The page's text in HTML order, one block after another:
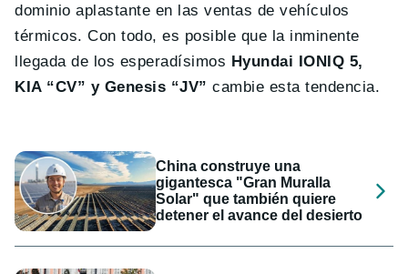
dominio aplastante en las ventas de vehículos
térmicos. Con todo, es posible que la inminente
llegada de los esperadísimos Hyundai IONIQ 5,
KIA “CV” y Genesis “JV” cambie esta tendencia.
China construye una
gigantesca "Gran Muralla
Solar" que también quiere
detener el avance del desierto